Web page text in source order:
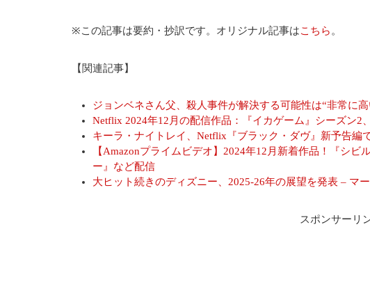
※この記事は要約・抄訳です。オリジナル記事はこちら 。
【関連記事】
ジョンベネさん父、殺人事件が解決する可能性は“非常に
Netflix 2024年12月の配信作品：『イカゲーム』シーズン2
キーラ・ナイトレイ、Netflix『ブラック・ダヴ』新予告編
【Amazonプライムビデオ】2024年12月新着作品！『シ
ー』など配信
大ヒット続きのディズニー、2025-26年の展望を発表 – マ
スポンサーリ